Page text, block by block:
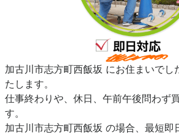
加古川市志方町西飯坂 にお住まいでし
たします。
仕事終わりや、休日、午前午後問わず
す。
加古川市志方町西飯坂 の場合、最短即